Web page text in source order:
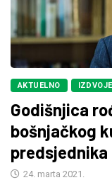
AKTUELNO
Godišnjica
bošnjačkog
predsjednika
24. marta 2021.